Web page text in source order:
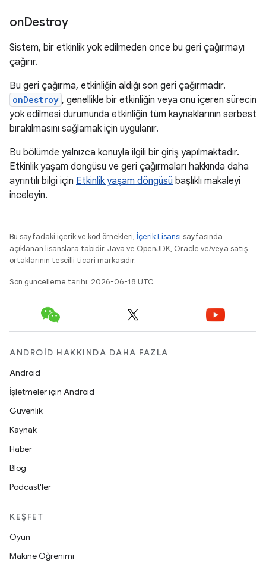
onDestroy
Sistem, bir etkinlik yok edilmeden önce bu geri çağırmayı
çağırır.
Bu geri çağırma, etkinliğin aldığı son geri çağırmadır.
onDestroy , genellikle bir etkinliğin veya onu içeren sürecin
yok edilmesi durumunda etkinliğin tüm kaynaklarının serbest
bırakılmasını sağlamak için uygulanır.
Bu bölümde yalnızca konuyla ilgili bir giriş yapılmaktadır.
Etkinlik yaşam döngüsü ve geri çağırmaları hakkında daha
ayrıntılı bilgi için Etkinlik yaşam döngüsü başlıklı makaleyi
inceleyin.
Bu sayfadaki içerik ve kod örnekleri, İçerik Lisansı sayfasında
açıklanan lisanslara tabidir. Java ve OpenJDK, Oracle ve/veya satış
ortaklarının tescilli ticari markasıdır.
Son güncelleme tarihi: 2026-06-18 UTC.
ANDROID HAKKINDA DAHA FAZLA
Android
İşletmeler için Android
Güvenlik
Kaynak
Haber
Blog
Podcast'ler
KEŞFET
Oyun
Makine Öğrenimi